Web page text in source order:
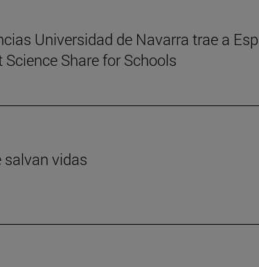
Universidad de Navarra trae a
Science Share for Schools
salvan vidas